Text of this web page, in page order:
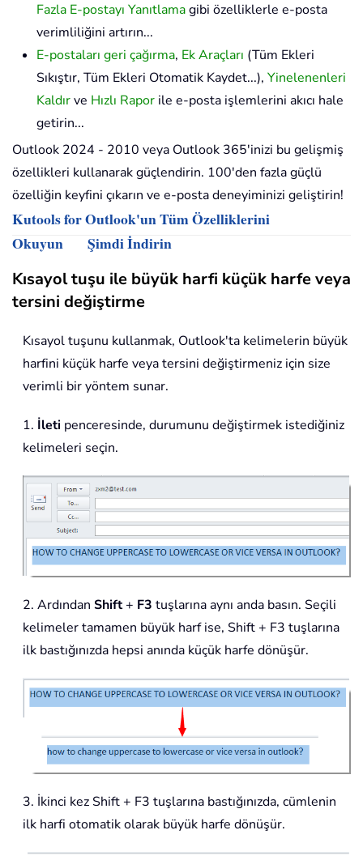
Fazla E-postayı Yanıtlamagibi özelliklerle e-posta
verimliliğini artırın...
E-postaları geri çağırma, Ek Araçları (Tüm Ekleri
Sıkıştır, Tüm Ekleri Otomatik Kaydet...), Yinelenenleri
Kaldırve Hızlı Rapor ile e-posta işlemlerini akıcı hale
getirin...
Outlook 2024 - 2010 veya Outlook 365'inizi bu gelişmiş
özellikleri kullanarak güçlendirin. 100'den fazla güçlü
özelliğin keyfini çıkarın ve e-posta deneyiminizi geliştirin!
Kutools for Outlook'un Tüm Özelliklerini
Okuyun
Şimdi İndirin
Kısayol tuşu ile büyük harfi küçük harfe veya
tersini değiştirme
Kısayol tuşunu kullanmak, Outlook'ta kelimelerin büyük
harfini küçük harfe veya tersini değiştirmeniz için size
verimli bir yöntem sunar.
1. İleti penceresinde, durumunu değiştirmek istediğiniz
kelimeleri seçin.
2. Ardından Shift+ F3 tuşlarına aynı anda basın. Seçili
kelimeler tamamen büyük harf ise, Shift + F3 tuşlarına
ilk bastığınızda hepsi anında küçük harfe dönüşür.
3. İkinci kez Shift + F3 tuşlarına bastığınızda, cümlenin
ilk harfi otomatik olarak büyük harfe dönüşür.